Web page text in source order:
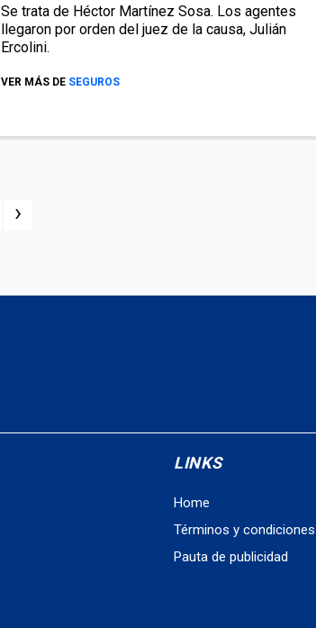
Se trata de Héctor Martínez Sosa. Los agentes
llegaron por orden del juez de la causa, Julián
Ercolini.
VER MÁS DE SEGUROS
›
LINKS
Home
Términos y condiciones
Pauta de publicidad